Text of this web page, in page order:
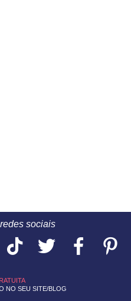
sociais
NO SEU SITE/BLOG